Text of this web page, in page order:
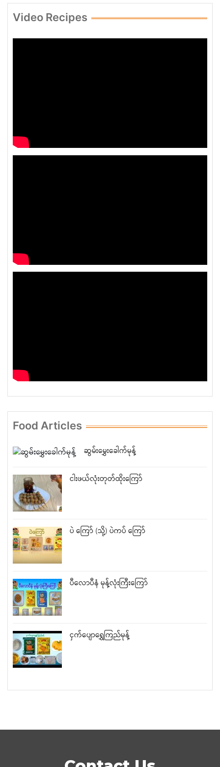
Video Recipes
Food Articles
ဆွမ်းမွှေးခေါက်မုန့်
ငါးဖယ်လုံးတုတ်ထိုးကြော်
ပဲ ကြော် (သို့) ပဲကပ် ကြော်
ပီလောပီနံ မုန့်လုံးကြီးကြော်
ငှက်ပျောရွှေကြည်မုန့်